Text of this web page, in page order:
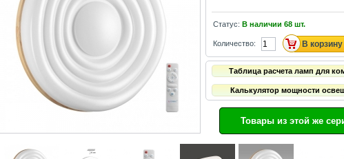
Статус: В наличии 68 шт.
Количество:
Таблица расчета ламп для
Калькулятор мощности
Товары из этой же